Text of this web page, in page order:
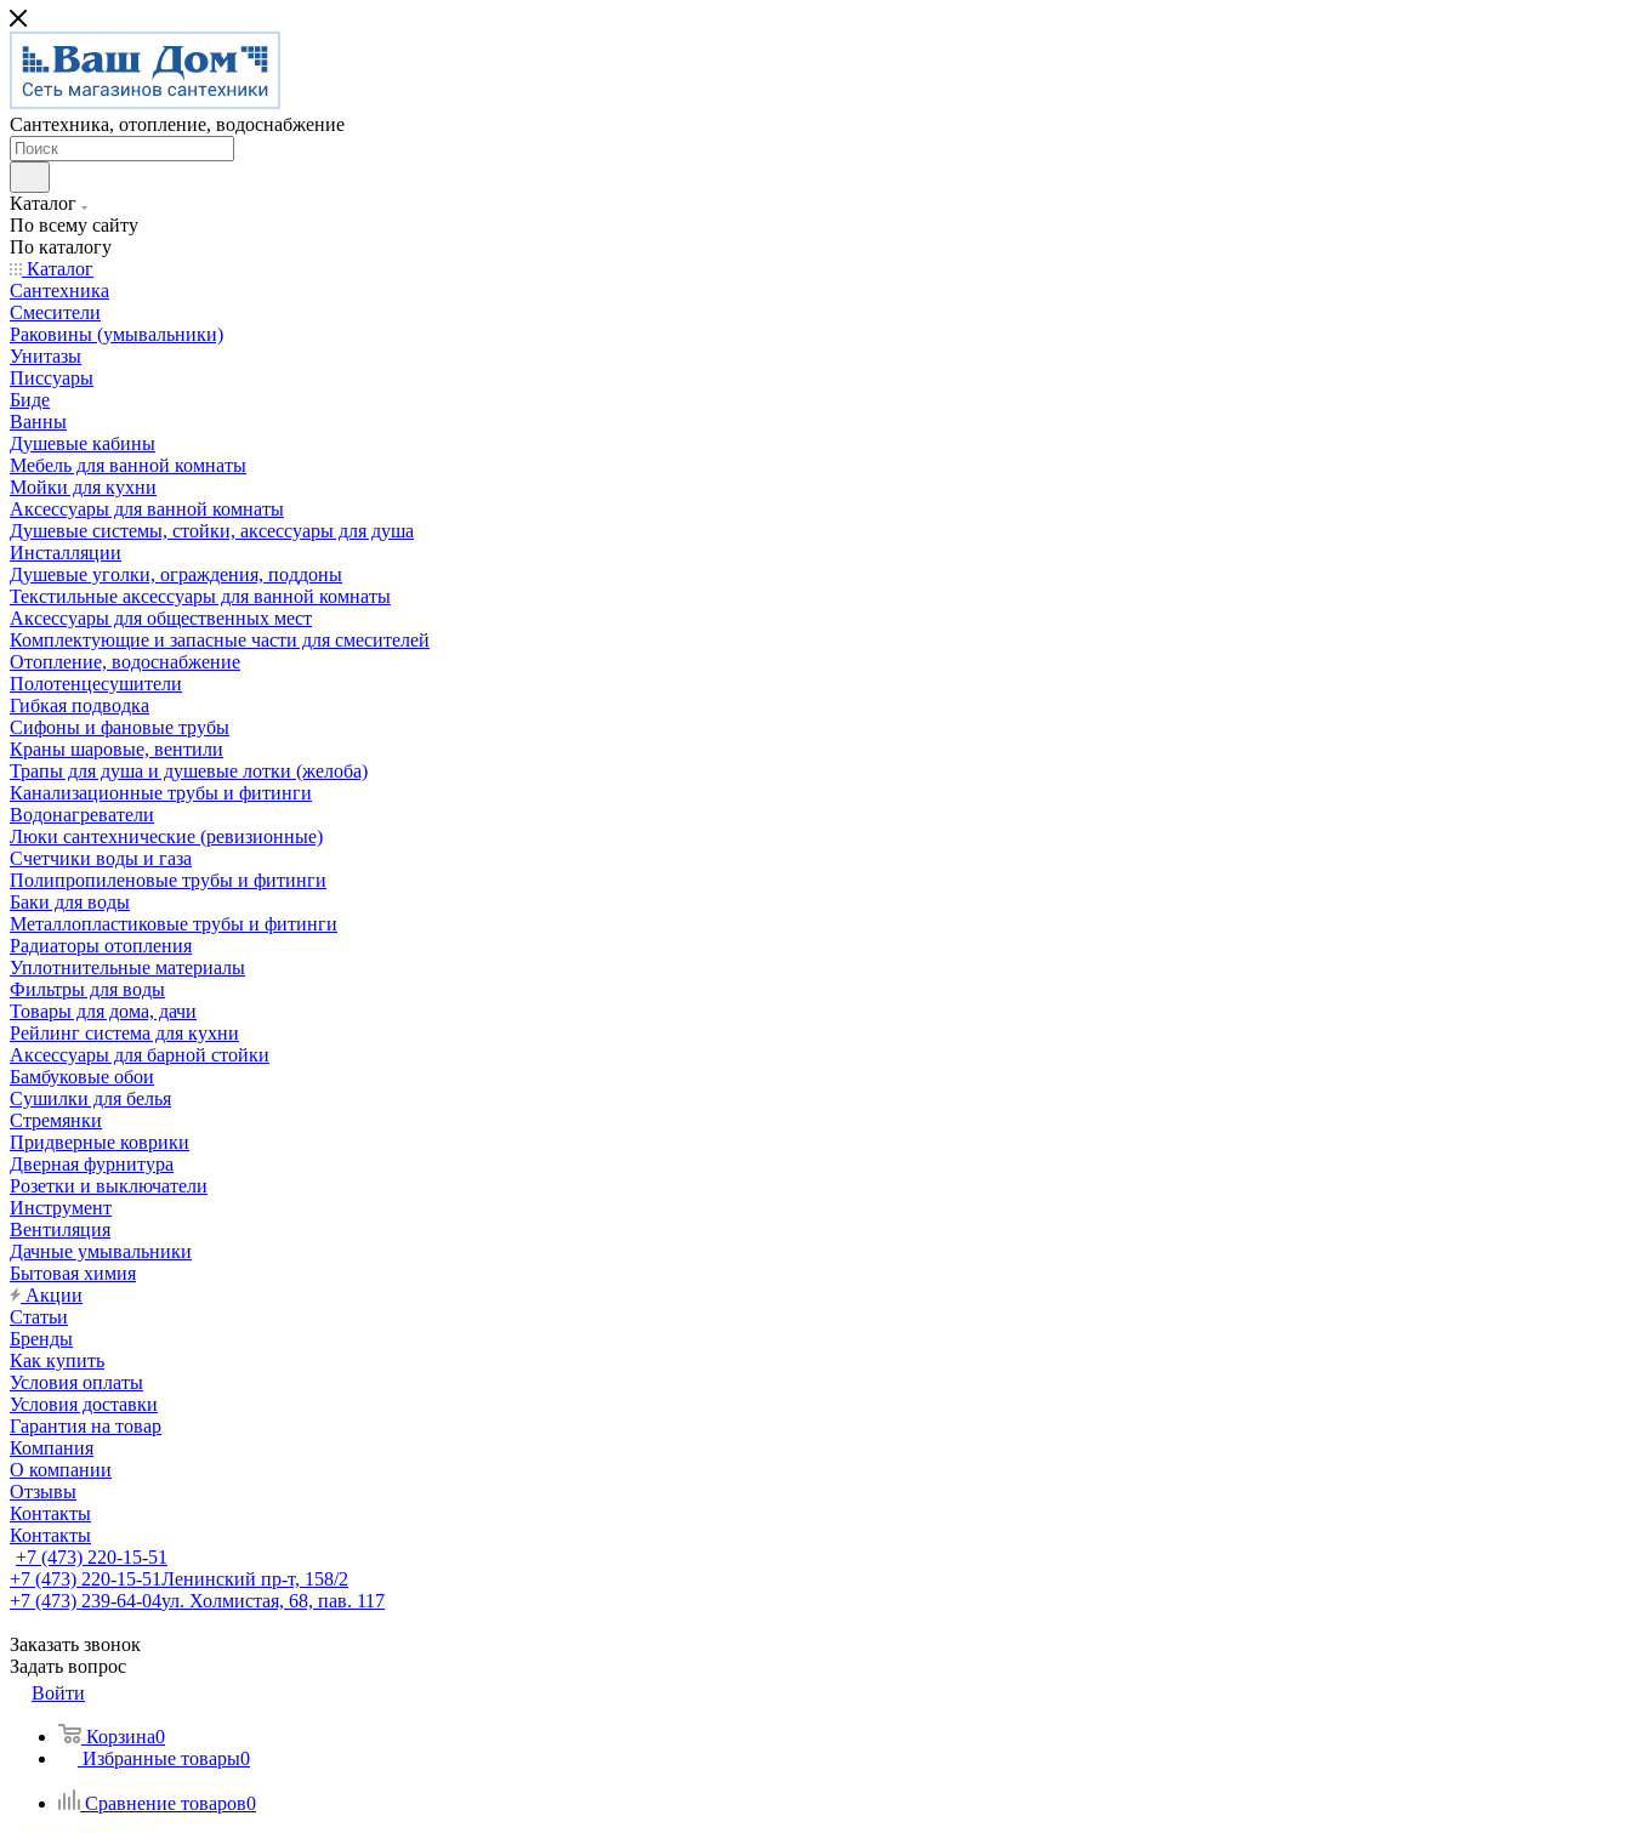
Сантехника, отопление, водоснабжение
Каталог
По всему сайту
По каталогу
Каталог
Сантехника
Смесители
Раковины (умывальники)
Унитазы
Писсуары
Биде
Ванны
Душевые кабины
Мебель для ванной комнаты
Мойки для кухни
Аксессуары для ванной комнаты
Душевые системы, стойки, аксессуары для душа
Инсталляции
Душевые уголки, ограждения, поддоны
Текстильные аксессуары для ванной комнаты
Аксессуары для общественных мест
Комплектующие и запасные части для смесителей
Отопление, водоснабжение
Полотенцесушители
Гибкая подводка
Сифоны и фановые трубы
Краны шаровые, вентили
Трапы для душа и душевые лотки (желоба)
Канализационные трубы и фитинги
Водонагреватели
Люки сантехнические (ревизионные)
Счетчики воды и газа
Полипропиленовые трубы и фитинги
Баки для воды
Металлопластиковые трубы и фитинги
Радиаторы отопления
Уплотнительные материалы
Фильтры для воды
Товары для дома, дачи
Рейлинг система для кухни
Аксессуары для барной стойки
Бамбуковые обои
Сушилки для белья
Стремянки
Придверные коврики
Дверная фурнитура
Розетки и выключатели
Инструмент
Вентиляция
Дачные умывальники
Бытовая химия
Акции
Статьи
Бренды
Как купить
Условия оплаты
Условия доставки
Гарантия на товар
Компания
О компании
Отзывы
Контакты
Контакты
+7 (473) 220-15-51
+7 (473) 220-15-51Ленинский пр-т, 158/2
+7 (473) 239-64-04ул. Холмистая, 68, пав. 117
Заказать звонок
Задать вопрос
Войти
Корзина0
Избранные товары0
Сравнение товаров0